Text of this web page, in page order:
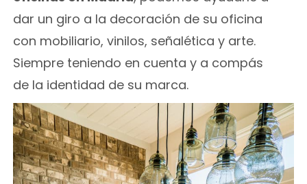
dar un giro a la decoración de su oficina
con mobiliario, vinilos, señalética y arte.
Siempre teniendo en cuenta y a compás
de la identidad de su marca.